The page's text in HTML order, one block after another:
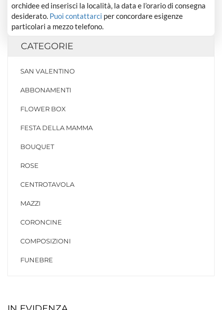
orchidee ed inserisci la località, la data e l’orario di consegna
desiderato. Puoi contattarci per concordare esigenze
particolari a mezzo telefono.
CATEGORIE
SAN VALENTINO
ABBONAMENTI
FLOWER BOX
FESTA DELLA MAMMA
BOUQUET
ROSE
CENTROTAVOLA
MAZZI
CORONCINE
COMPOSIZIONI
FUNEBRE